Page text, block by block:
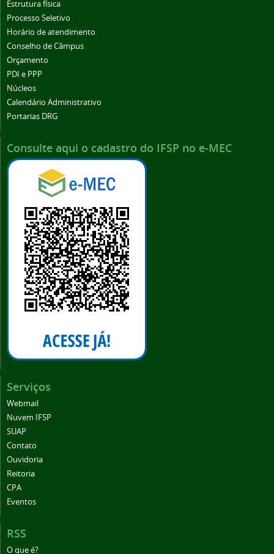
Estrutura física
Processo Seletivo
Horário de atendimento
Conselho de Câmpus
Orçamento
PDI e PPP
Núcleos
Calendário Administrativo
Portarias DRG
Consulte aqui o cadastro do IFSP no e-MEC
Serviços
Webmail
Nuvem IFSP
SUAP
Contato
Ouvidoria
Reitoria
CPA
Eventos
RSS
O que é?